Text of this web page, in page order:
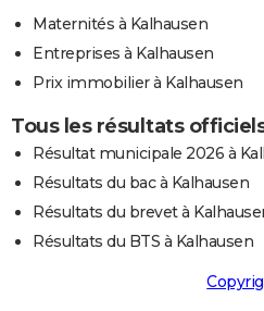
Maternités à Kalhausen
Entreprises à Kalhausen
Prix immobilier à Kalhausen
Tous les résultats
Résultat municipale 2026 à
Résultats du bac à Kalhausen
Résultats du brevet à
Résultats du BTS à Kalhausen